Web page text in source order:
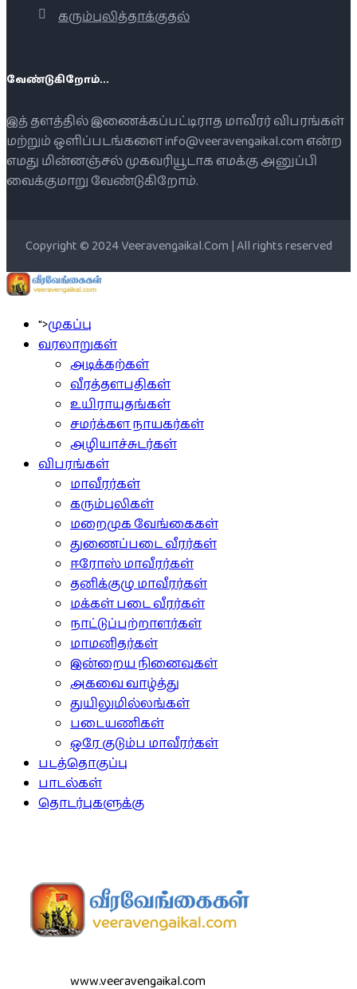
கரும்புலித்தாக்குதல்
வேண்டுகிறோம்...
இத் தளத்தில் இணைக்கப்பட்டிராத மாவீரர் விபரங்கள்
மற்றும் ஒளிப்படங்களை info@veeravengaikal.com என்ற
எமது மின்னஞ்சல் முகவரியூடாக எமக்கு அனுப்பி
வைக்குமாறு வேண்டுகிறோம்.
Copyright © 2024 Veeravengaikal.Com | All rights reserved
">முகப்பு
வரலாறுகள்
அடிக்கற்கள்
வீரத்தளபதிகள்
உயிராயுதங்கள்
சமர்க்கள நாயகர்கள்
அழியாச்சுடர்கள்
விபரங்கள்
மாவீரர்கள்
கரும்புலிகள்
மறைமுக வேங்கைகள்
துணைப்படை வீரர்கள்
ஈரோஸ் மாவீரர்கள்
தனிக்குழு மாவீரர்கள்
மக்கள் படை வீரர்கள்
நாட்டுப்பற்றாளர்கள்
மாமனிதர்கள்
இன்றைய நினைவுகள்
அகவை வாழ்த்து
துயிலுமில்லங்கள்
படையணிகள்
ஒரே குடும்ப மாவீரர்கள்
படத்தொகுப்பு
பாடல்கள்
தொடர்புகளுக்கு
www.veeravengaikal.com